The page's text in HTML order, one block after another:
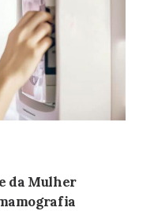
da Mulher